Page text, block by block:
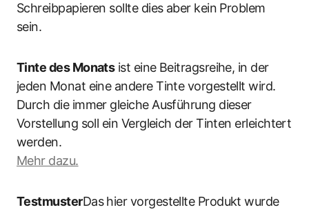
Schreibpapieren sollte dies aber kein Problem
sein.
Tinte des Monatsist eine Beitragsreihe, in der
jeden Monat eine andere Tinte vorgestellt wird.
Durch die immer gleiche Ausführung dieser
Vorstellung soll ein Vergleich der Tinten erleichtert
werden.
Mehr dazu.
TestmusterDas hier vorgestellte Produkt wurde